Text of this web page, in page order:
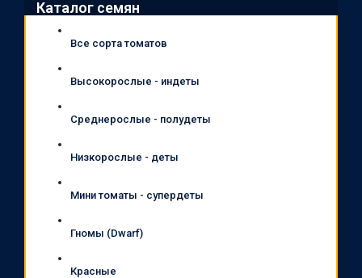
Каталог семян
Все сорта томатов
Высокорослые - индеты
Среднерослые - полудеты
Низкорослые - деты
Мини томаты - супердеты
Гномы (Dwarf)
Красные